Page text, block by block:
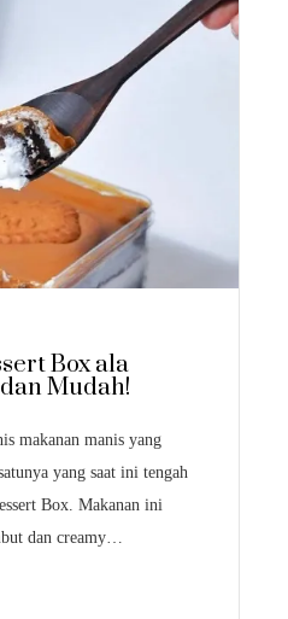
Box ala
Mudah!
makanan manis yang
yang saat ini tengah
Box. Makanan ini
dan creamy…